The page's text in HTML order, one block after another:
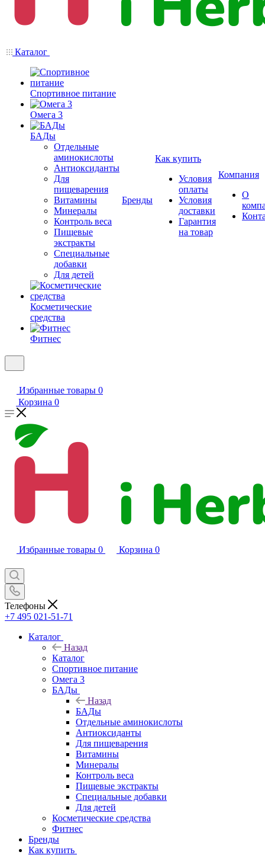
Каталог
Спортивное питание
Омега 3
БАДы
Отдельные
аминокислоты
Антиоксиданты
Для
пищеварения
Витамины
Минералы
Контроль веса
Пищевые
экстракты
Специальные
добавки
Для детей
Косметические
средства
Фитнес
Бренды
Как купить
Условия
оплаты
Условия
доставки
Гарантия
на товар
Компания
О
Избранные товары 0
Корзина 0
Избранные товары 0 Корзина 0
Телефоны
+7 495 021-51-71
Каталог
Назад
Каталог
Спортивное питание
Омега 3
БАДы
Назад
БАДы
Отдельные аминокислоты
Антиоксиданты
Для пищеварения
Витамины
Минералы
Контроль веса
Пищевые экстракты
Специальные добавки
Для детей
Косметические средства
Фитнес
Бренды
Как купить